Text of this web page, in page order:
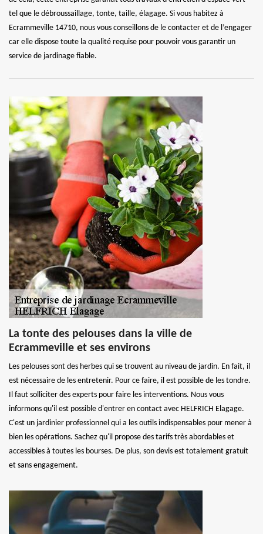
tel que le débroussaillage, tonte, taille, élagage. Si vous habitez à
Ecrammeville 14710, nous vous conseillons de le contacter et de l’engager
car elle dispose toute la qualité requise pour pouvoir vous garantir un
service de jardinage fiable.
La tonte des pelouses dans la ville de
Ecrammeville et ses environs
Les pelouses sont des herbes qui se trouvent au niveau de jardin. En fait, il
est nécessaire de les entretenir. Pour ce faire, il est possible de les tondre.
Il faut solliciter des experts pour faire les interventions. Nous vous
informons qu'il est possible d'entrer en contact avec HELFRICH Elagage.
C'est un jardinier professionnel qui a les outils indispensables pour mener à
bien les opérations. Sachez qu'il propose des tarifs très abordables et
accessibles à toutes les bourses. De plus, son devis est totalement gratuit
et sans engagement.